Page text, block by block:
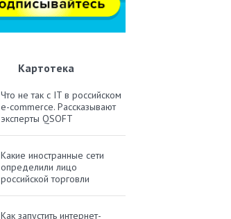
Картотека
Что не так с IT в российском
e-commerce. Рассказывают
эксперты QSOFT
Какие иностранные сети
определили лицо
российской торговли
Как запустить интернет-